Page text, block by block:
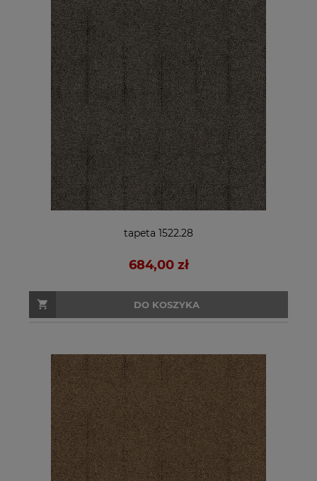
tapeta 1522.28
684,00 zł
DO KOSZYKA